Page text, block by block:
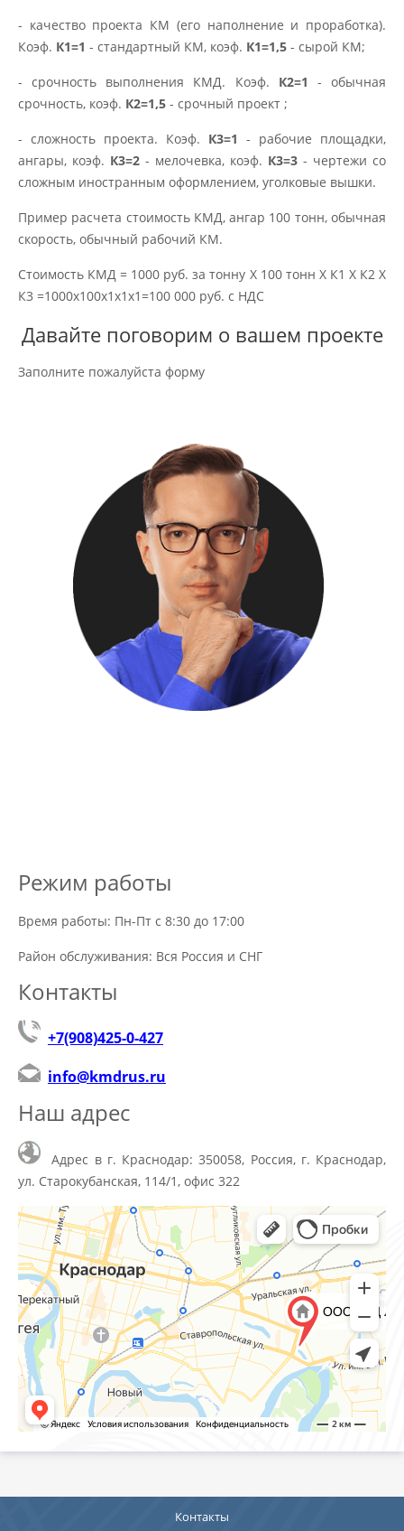
- качество проекта КМ (его наполнение и проработка).
Коэф. К1=1 - стандартный КМ, коэф. К1=1,5 - сырой КМ;
- срочность выполнения КМД. Коэф. К2=1 - обычная
срочность, коэф. К2=1,5 - срочный проект ;
- сложность проекта. Коэф. К3=1 - рабочие площадки,
ангары, коэф. К3=2 - мелочевка, коэф. К3=3 - чертежи со
сложным иностранным оформлением, уголковые вышки.
Пример расчета стоимость КМД, ангар 100 тонн, обычная
скорость, обычный рабочий КМ.
Стоимость КМД = 1000 руб. за тонну Х 100 тонн Х К1 Х К2 Х
К3 =1000х100х1х1х1=100 000 руб. с НДС
Давайте поговорим о вашем проекте
Заполните пожалуйста форму
Режим работы
Время работы: Пн-Пт с 8:30 до 17:00
Район обслуживания: Вся Россия и СНГ
Контакты
+7(908)425-0-427
info@kmdrus.ru
Наш адрес
Адрес в г. Краснодар: 350058, Россия, г. Краснодар,
ул. Старокубанская, 114/1, офис 322
Контакты